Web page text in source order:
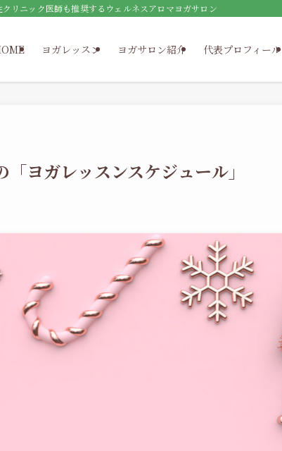
リニック医師も推奨するウェルネスアロマヨガサロン
ヨガレッスン ヨガサロン紹介 代表プロフィール
ヨガレッスンスケジュール」